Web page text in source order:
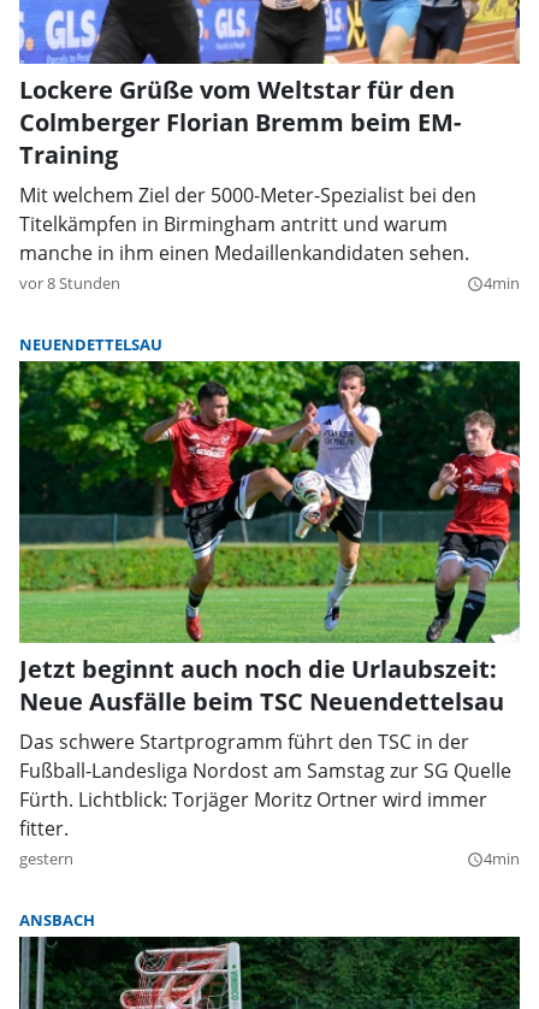
Lockere Grüße vom Weltstar für den
Colmberger Florian Bremm beim EM-
Training
Mit welchem Ziel der 5000-Meter-Spezialist bei den
Titelkämpfen in Birmingham antritt und warum
manche in ihm einen Medaillenkandidaten sehen.
vor 8 Stunden query_builder4min
NEUENDETTELSAU
Jetzt beginnt auch noch die Urlaubszeit:
Neue Ausfälle beim TSC Neuendettelsau
Das schwere Startprogramm führt den TSC in der
Fußball-Landesliga Nordost am Samstag zur SG Quelle
Fürth. Lichtblick: Torjäger Moritz Ortner wird immer
fitter.
gestern query_builder4min
ANSBACH